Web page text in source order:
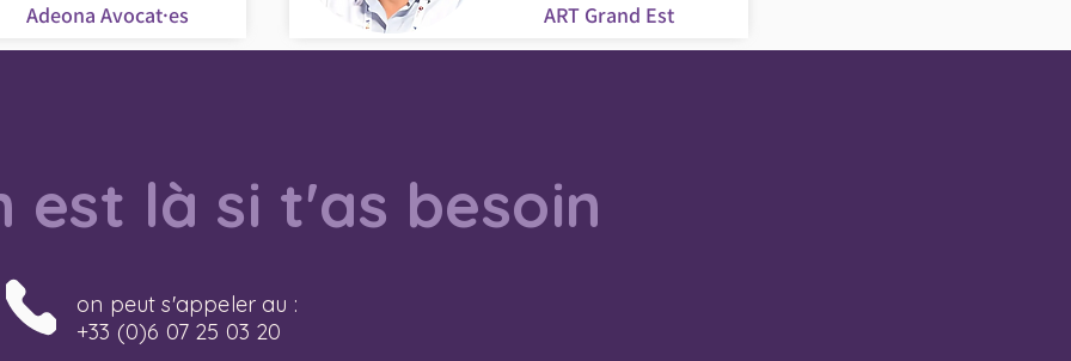
Adeona Avocat·es ART Grand Est
est là si t'as besoin
on peut s'appeler au :
+33 (0)6 07 25 03 20